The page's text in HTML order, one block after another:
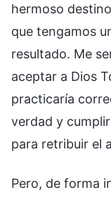
hermoso
que tengamos
resultado. Me
aceptar a Dios
practicaría
verdad y
para retribuir el
Pero, de forma